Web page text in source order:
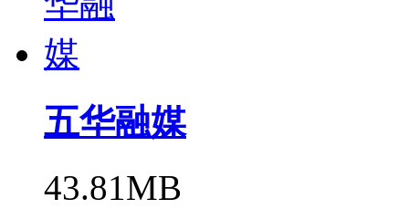
五华融媒
43.81MB